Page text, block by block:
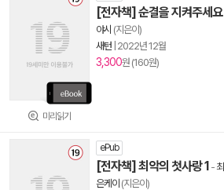
미리읽기
[전자책] 순결을 지켜주세요
야시 (지은이)
새턴 2022년 12월
3,300원 (160원)
ePub
[전자책] 최악의 첫사랑 1 -
은케이 (지은이)